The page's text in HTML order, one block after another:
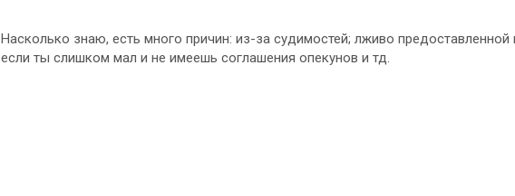
Насколько знаю, есть много причин: из-за судимостей; лживо
если ты слишком мал и не имеешь соглашения опекунов и тд.